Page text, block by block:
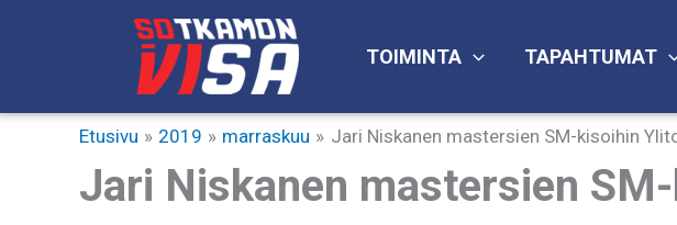
TOIMINTA TAPAHTUMAT
Etusivu 2019 marraskuu Jari Niskanen mastersien SM-kisoihin
Jari Niskanen mastersien